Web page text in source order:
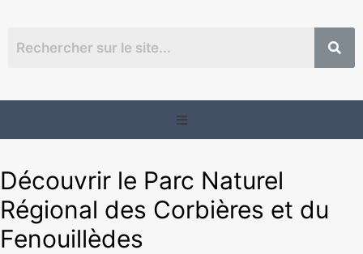
Découvrir le Parc Naturel
Régional des Corbières et du
Fenouillèdes